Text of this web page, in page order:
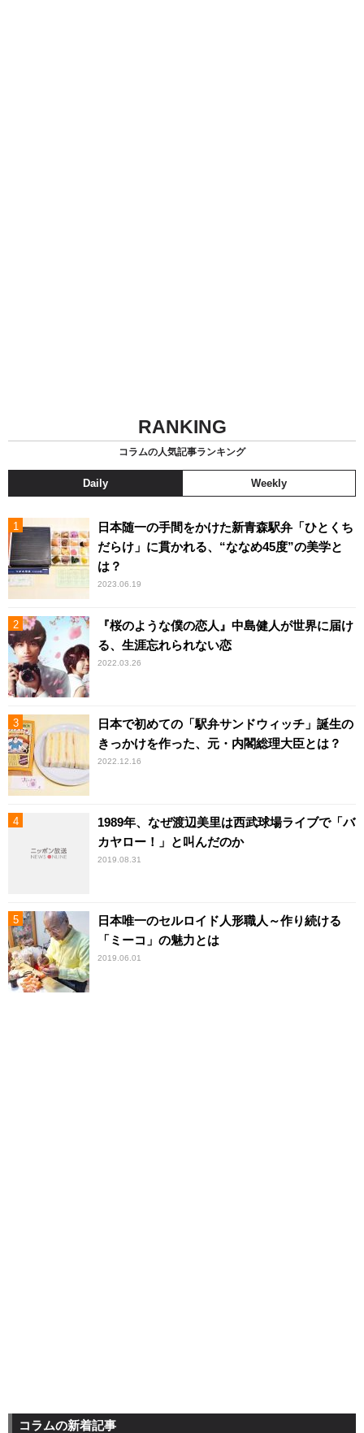
RANKING
コラムの人気記事ランキング
Daily Weekly
日本随一の手間をかけた新青森駅弁「ひとくち
だらけ」に貫かれる、“ななめ45度”の美学と
は？
2023.06.19
『桜のような僕の恋人』中島健人が世界に届け
る、生涯忘れられない恋
2022.03.26
日本で初めての「駅弁サンドウィッチ」誕生の
きっかけを作った、元・内閣総理大臣とは？
2022.12.16
1989年、なぜ渡辺美里は西武球場ライブで「バ
カヤロー！」と叫んだのか
2019.08.31
日本唯一のセルロイド人形職人～作り続ける
「ミーコ」の魅力とは
2019.06.01
コラムの新着記事